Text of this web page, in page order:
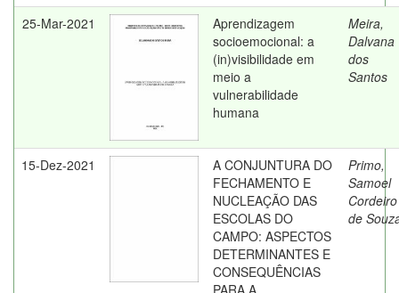
25-Mar-2021
Aprendizagem
socioemocional: a
(in)visibilidade em
meio a
vulnerabilidade
humana
Meira,
Dalvana
dos
Santos
15-Dez-2021
A CONJUNTURA DO
FECHAMENTO E
NUCLEAÇÃO DAS
ESCOLAS DO
CAMPO: ASPECTOS
DETERMINANTES E
CONSEQUÊNCIAS
PARA A
Primo,
Samoel
Cordeiro
de